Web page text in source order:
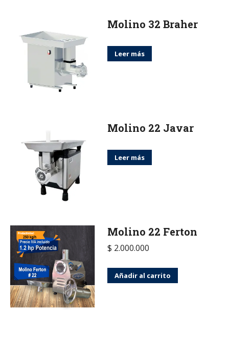
Molino 32 Braher
Leer más
Molino 22 Javar
Leer más
Molino 22 Ferton
$ 2.000.000
Añadir al carrito